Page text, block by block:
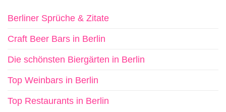
Berliner Sprüche & Zitate
Craft Beer Bars in Berlin
Die schönsten Biergärten in Berlin
Top Weinbars in Berlin
Top Restaurants in Berlin